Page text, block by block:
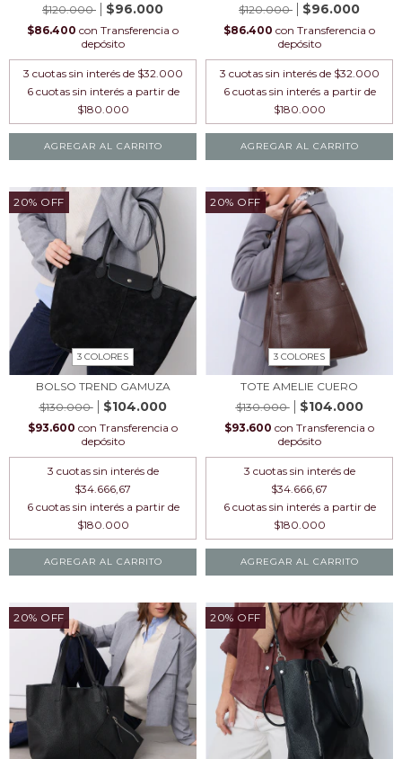
$120.000
$96.000
$86.400 con Transferencia o
depósito
3 cuotas sin interés de $32.000
AGREGAR AL CARRITO
$120.000
$96.000
$86.400 con Transferencia o
depósito
3 cuotas sin interés de $32.000
AGREGAR AL CARRITO
20% OFF
3 COLORES
BOLSO TREND GAMUZA
$130.000
$104.000
$93.600 con Transferencia o
depósito
3 cuotas sin interés de
$34.666,67
AGREGAR AL CARRITO
20% OFF
3 COLORES
TOTE AMELIE CUERO
$130.000
$104.000
$93.600 con Transferencia o
depósito
3 cuotas sin interés de
$34.666,67
AGREGAR AL CARRITO
20% OFF 20% OFF